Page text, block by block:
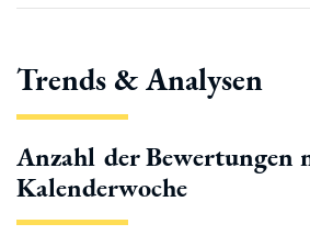
Trends & Analysen
Anzahl der Bewertungen
Kalenderwoche